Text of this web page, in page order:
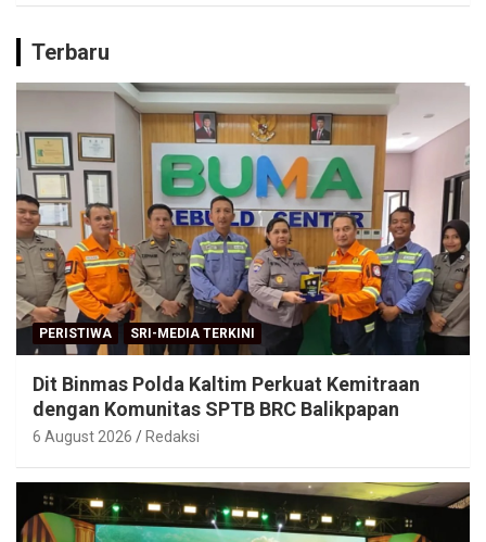
Terbaru
PERISTIWA SRI-MEDIA TERKINI
Dit Binmas Polda Kaltim Perkuat Kemitraan
dengan Komunitas SPTB BRC Balikpapan
6 August 2026 Redaksi